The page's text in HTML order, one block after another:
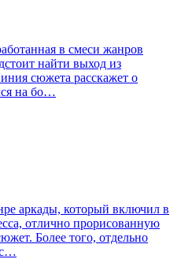
в смеси жанров
найти выход из
сюжета расскажет о
на бо…
аркады, который включил в
отлично прорисованную
Более того, отдельно
с…